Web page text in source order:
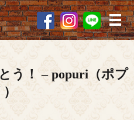
メ
う！ – popuri（ポプ